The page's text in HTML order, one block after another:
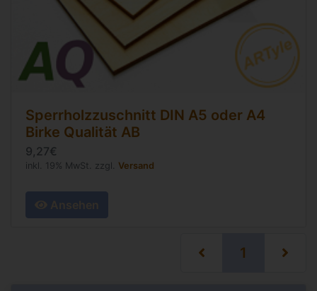
Sperrholzzuschnitt DIN A5 oder A4
Birke Qualität AB
9,27€
inkl. 19% MwSt. zzgl. Versand
Ansehen
1 (current)